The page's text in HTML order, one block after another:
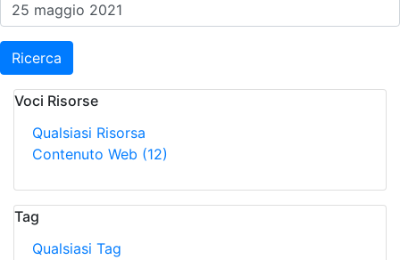
Ricerca
Voci Risorse
Qualsiasi Risorsa
Contenuto Web (12)
Tag
Qualsiasi Tag